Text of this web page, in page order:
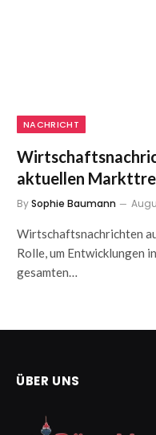
NACHRICHT
aktuellen
BySophie Baumann
Wirtschaftsnachrichten
Rolle, um Entwicklungen
gesamten…
ÜBER UNS